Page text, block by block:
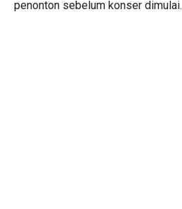
penonton sebelum konser dimulai.